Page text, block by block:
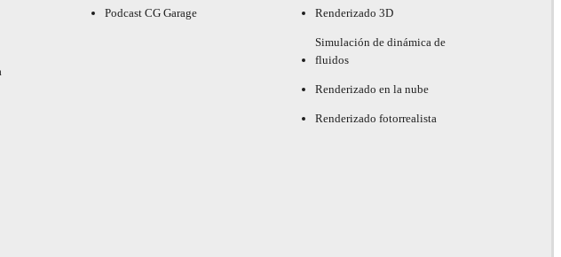
Podcast CG Garage Renderizado 3D
Simulación de dinámica de
fluidos
Renderizado en la nube
Renderizado fotorrealista